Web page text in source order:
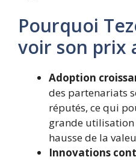
Pourquoi
voir son prix
Adoption
des partenariats
réputés, ce qui
grande utilisation
hausse de la
Innovations